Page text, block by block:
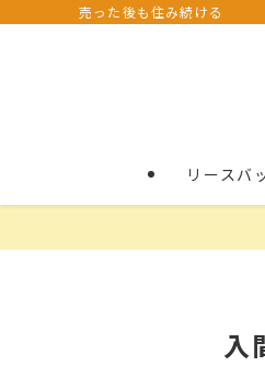
売った後も住み続ける
リースバ
入